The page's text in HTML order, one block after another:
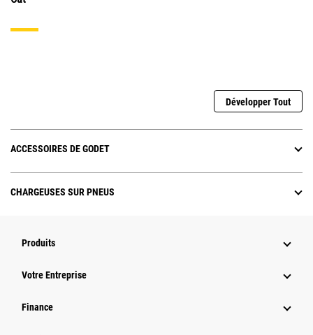
Développer Tout
ACCESSOIRES DE GODET
CHARGEUSES SUR PNEUS
Produits
Votre Entreprise
Finance